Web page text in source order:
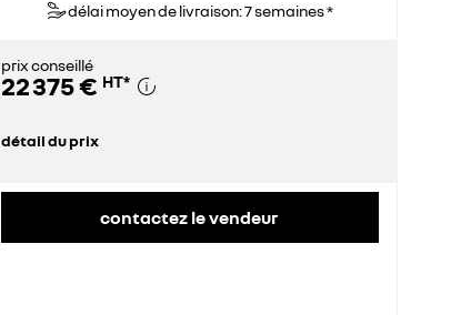
délai moyen de livraison: 7 semaines *
prix conseillé
22 375 € HT*
détail du prix
contactez le vendeur